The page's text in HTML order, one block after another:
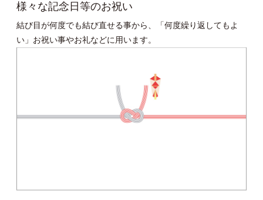
様々な記念日等のお祝い
結び目が何度でも結び直せる事から、「何度繰り返してもよ
い」お祝い事やお礼などに用います。